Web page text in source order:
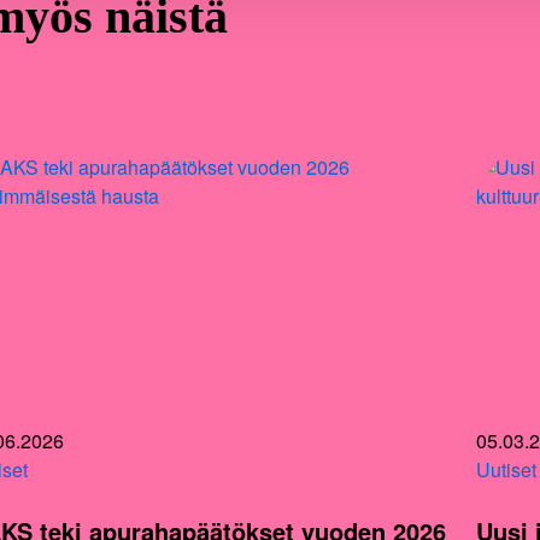
näistä
teki apurahapäätökset vuoden 2026
Uutiset
Uusi